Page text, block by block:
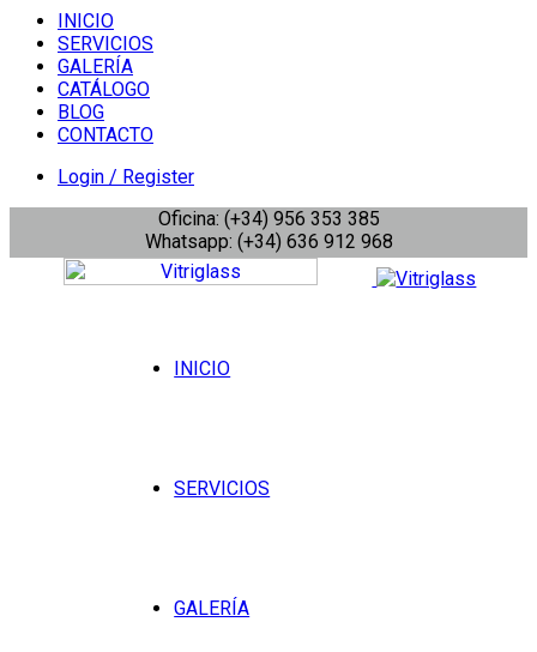
INICIO
SERVICIOS
GALERÍA
CATÁLOGO
BLOG
CONTACTO
Login / Register
Oficina: (+34) 956 353 385
Whatsapp: (+34) 636 912 968
INICIO
SERVICIOS
GALERÍA